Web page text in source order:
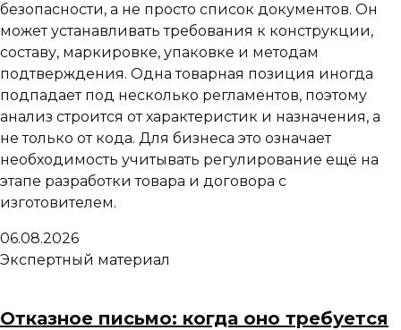
безопасности, а не просто список документов. Он
может устанавливать требования к конструкции,
составу, маркировке, упаковке и методам
подтверждения. Одна товарная позиция иногда
подпадает под несколько регламентов, поэтому
анализ строится от характеристик и назначения, а
не только от кода. Для бизнеса это означает
необходимость учитывать регулирование ещё на
этапе разработки товара и договора с
изготовителем.
06.08.2026
Экспертный материал
Отказное письмо: когда оно требуется